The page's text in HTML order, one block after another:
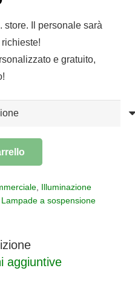
prezzo:
da
€269,00
a
€486,00
store. Il personale sarà
e gratuito,
, Illuminazione
Lampade a sospensione
aggiuntive